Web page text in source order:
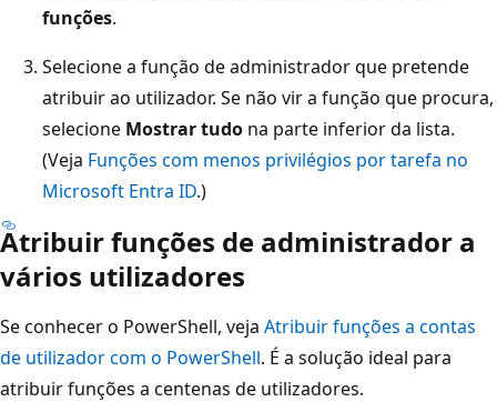
funções.
Selecione a função de administrador que pretende
atribuir ao utilizador. Se não vir a função que procura,
selecione Mostrar tudo na parte inferior da lista.
(Veja Funções com menos privilégios por tarefa no
Microsoft Entra ID.)
Atribuir funções de administrador a
vários utilizadores
Se conhecer o PowerShell, veja Atribuir funções a contas
de utilizador com o PowerShell. É a solução ideal para
atribuir funções a centenas de utilizadores.